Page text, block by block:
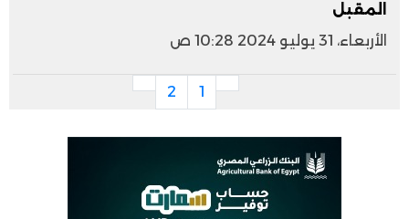
المقبل
الأربعاء، 31 يوليو 2024 10:28 ص
1
2